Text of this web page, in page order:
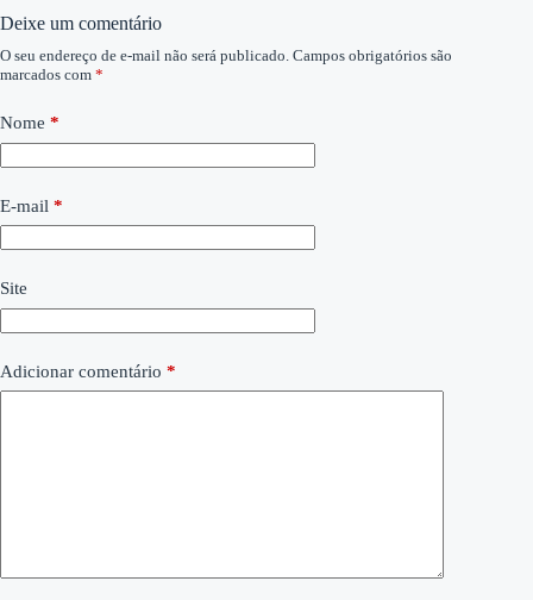
Deixe um comentário
O seu endereço de e-mail não será publicado. Campos obrigatórios são
marcados com *
Nome *
E-mail *
Site
Adicionar comentário *